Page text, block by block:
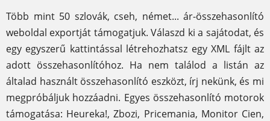
Több mint 50 szlovák, cseh, német... ár-összehasonlító
weboldal exportját támogatjuk. Válaszd ki a sajátodat, és
egy egyszerű kattintással létrehozhatsz egy XML fájlt az
adott összehasonlítóhoz. Ha nem találod a listán az
általad használt összehasonlító eszközt, írj nekünk, és mi
megpróbáljuk hozzáadni. Egyes összehasonlító motorok
támogatása: Heureka!, Zbozi, Pricemania, Monitor Cien,